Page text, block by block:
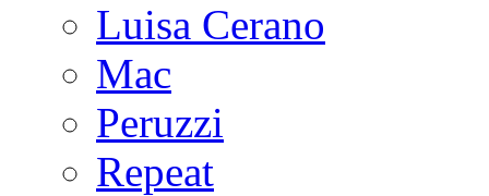
Luisa Cerano
Mac
Peruzzi
Repeat